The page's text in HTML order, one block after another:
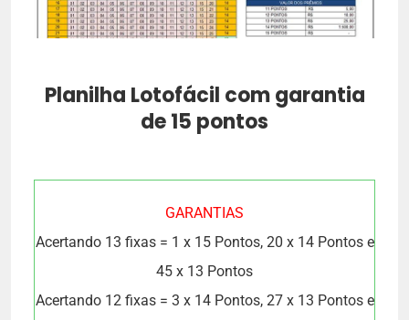
Planilha Lotofácil com garantia
de 15 pontos
GARANTIAS
Acertando 13 fixas = 1 x 15 Pontos, 20 x 14 Pontos e
45 x 13 Pontos
Acertando 12 fixas = 3 x 14 Pontos, 27 x 13 Pontos e